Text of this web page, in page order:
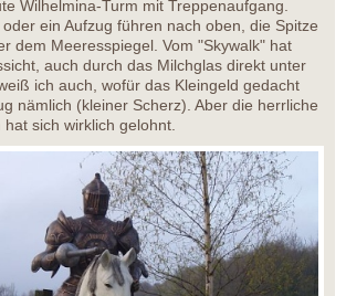
Wilhelmina-Turm mit Treppenaufgang.
ein Aufzug führen nach oben, die Spitze
dem Meeresspiegel. Vom "Skywalk" hat
auch durch das Milchglas direkt unter
ich auch, wofür das Kleingeld gedacht
nämlich (kleiner Scherz). Aber die herrliche
sich wirklich gelohnt.